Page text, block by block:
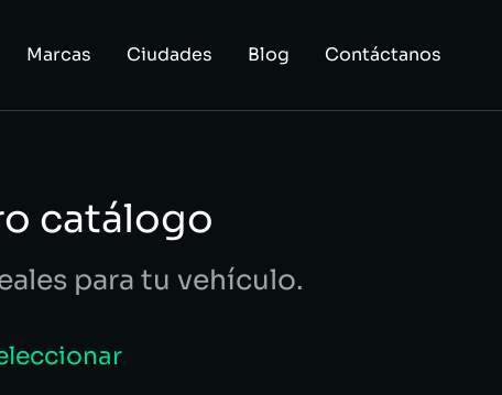
Marcas Ciudades Blog Contáctanos
catálogo
para tu vehículo.